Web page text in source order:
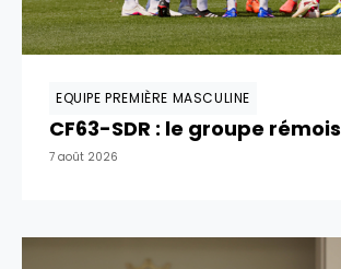
EQUIPE PREMIÈRE MASCULINE
CF63-SDR : le groupe rémois
7 août 2026